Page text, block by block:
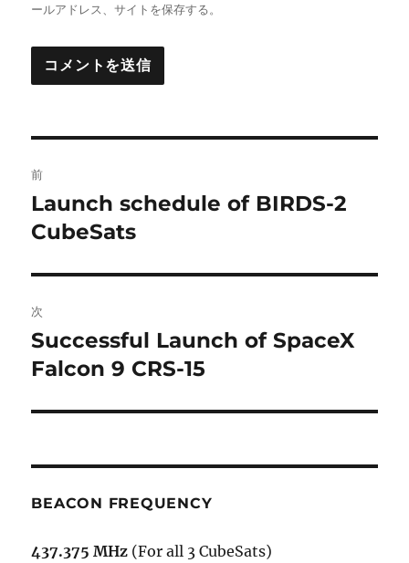
ールアドレス、サイトを保存する。
稿
ナ
ビ
ゲ
ー
ン
前
前
の
稿:
Launch schedule of BIRDS-2
CubeSats
次
次
の
稿:
Successful Launch of SpaceX
Falcon 9 CRS-15
BEACON FREQUENCY
437.375 MHz (For all 3 CubeSats)